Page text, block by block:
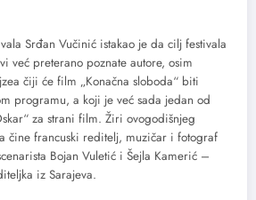
Srđan Vučinić istakao je da cilj festivala
već preterano poznate autore, osim
čiji će film „Konačna sloboda“ biti
programu, a koji je već sada jedan od
za strani film. Žiri ovogodišnjeg
čine francuski reditelj, muzičar i fotograf
Bojan Vuletić i Šejla Kamerić –
iz Sarajeva.